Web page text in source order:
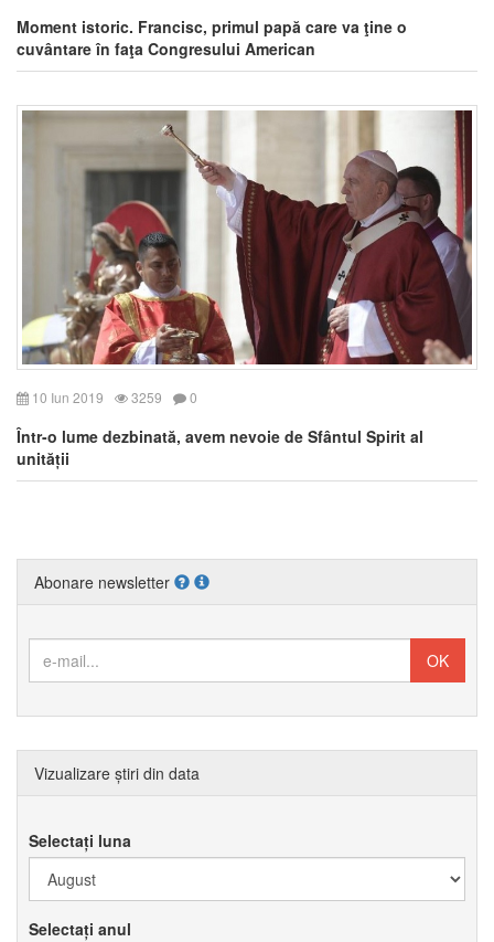
Moment istoric. Francisc, primul papă care va ţine o
cuvântare în faţa Congresului American
10 Iun 2019 3259 0
Într-o lume dezbinată, avem nevoie de Sfântul Spirit al
unității
Abonare newsletter
Vizualizare știri din data
Selectați luna
Selectați anul